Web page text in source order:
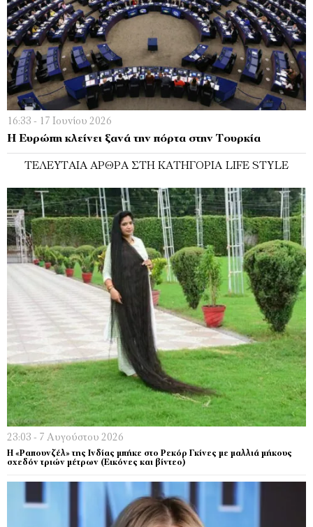
16:33 - 17 Ιουνίου 2026
Η Ευρώπη κλείνει ξανά την πόρτα στην Τουρκία
ΤΕΛΕΥΤΑΊΑ ΆΡΘΡΑ ΣΤΗ ΚΑΤΗΓΟΡΊΑ LIFE STYLE
23:03 - 7 Αυγούστου 2026
Η «Ραπουνζέλ» της Ινδίας μπήκε στο Ρεκόρ Γκίνες με μαλλιά μήκους
σχεδόν τριών μέτρων (Εικόνες και βίντεο)